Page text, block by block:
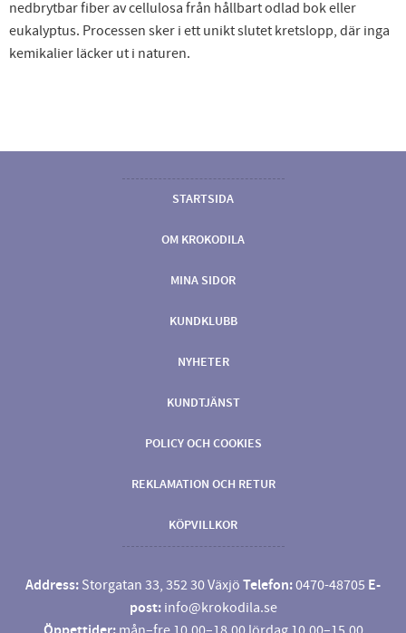
nedbrytbar fiber av cellulosa från hållbart odlad bok eller
eukalyptus. Processen sker i ett unikt slutet kretslopp, där inga
kemikalier läcker ut i naturen.
STARTSIDA
OM KROKODILA
MINA SIDOR
KUNDKLUBB
NYHETER
KUNDTJÄNST
POLICY OCH COOKIES
REKLAMATION OCH RETUR
KÖPVILLKOR
Address: Storgatan 33, 352 30 Växjö Telefon:0470-48705 E-
post: info@krokodila.se